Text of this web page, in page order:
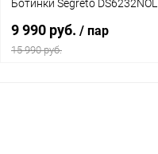
Ботинки Segreto DS6232NOL
9 990 руб. / пар
15 990 руб.